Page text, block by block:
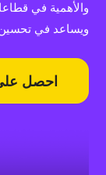
والأهمية في
ويساعد في تحسين
احصل